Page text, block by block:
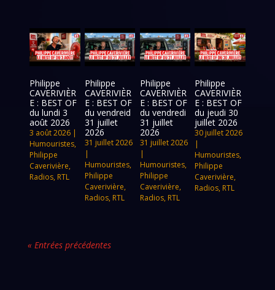
Philippe
CAVERIVIÈR
E : BEST OF
du lundi 3
août 2026
3 août 2026 |
Humouristes,
Philippe
Caverivière,
Radios, RTL
Philippe
CAVERIVIÈR
E : BEST OF
du vendreid
31 juillet
2026
31 juillet 2026
|
Humouristes,
Philippe
Caverivière,
Radios, RTL
Philippe
CAVERIVIÈR
E : BEST OF
du vendredi
31 juillet
2026
31 juillet 2026
|
Humouristes,
Philippe
Caverivière,
Radios, RTL
Philippe
CAVERIVIÈR
E : BEST OF
du jeudi 30
juillet 2026
30 juillet 2026
|
Humouristes,
Philippe
Caverivière,
Radios, RTL
« Entrées précédentes